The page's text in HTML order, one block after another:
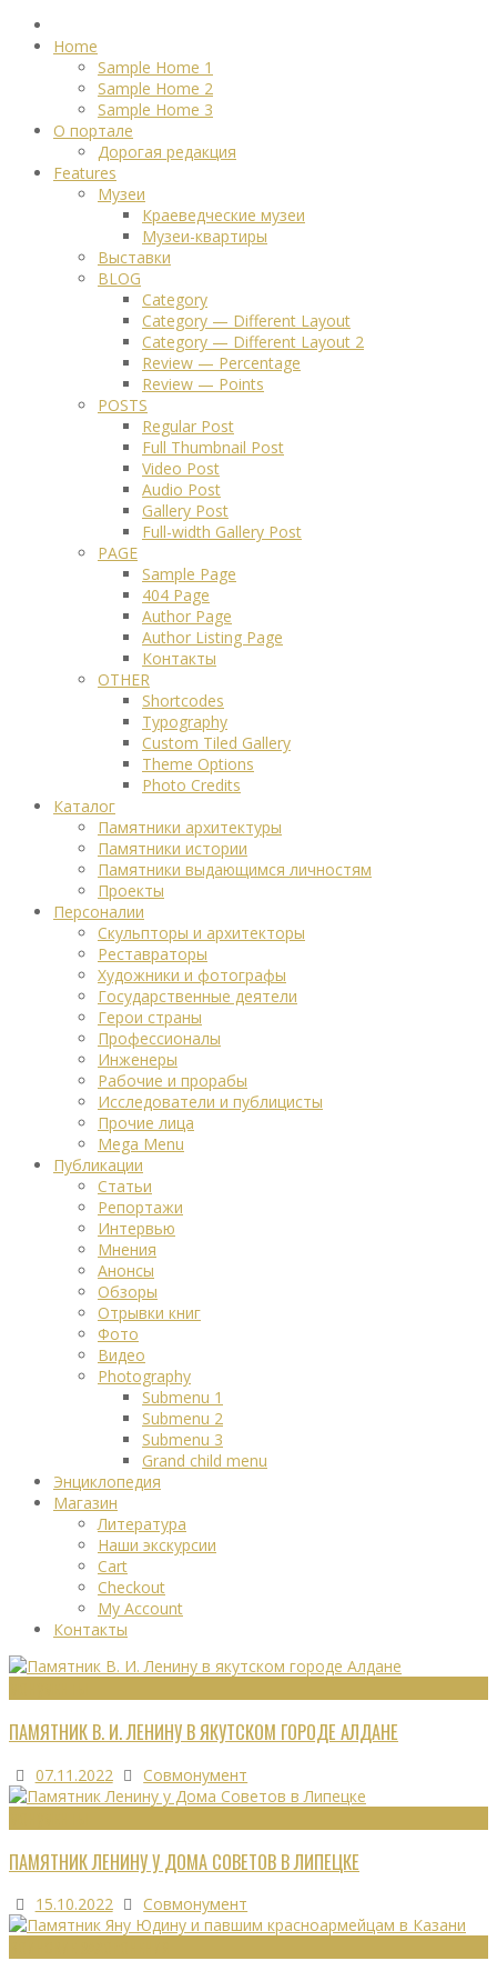
Home
Sample Home 1
Sample Home 2
Sample Home 3
О портале
Дорогая редакция
Features
Музеи
Краеведческие музеи
Музеи-квартиры
Выставки
BLOG
Category
Category — Different Layout
Category — Different Layout 2
Review — Percentage
Review — Points
POSTS
Regular Post
Full Thumbnail Post
Video Post
Audio Post
Gallery Post
Full-width Gallery Post
PAGE
Sample Page
404 Page
Author Page
Author Listing Page
Контакты
OTHER
Shortcodes
Typography
Custom Tiled Gallery
Theme Options
Photo Credits
Каталог
Памятники архитектуры
Памятники истории
Памятники выдающимся личностям
Проекты
Персоналии
Скульпторы и архитекторы
Реставраторы
Художники и фотографы
Государственные деятели
Герои страны
Профессионалы
Инженеры
Рабочие и прорабы
Исследователи и публицисты
Прочие лица
Mega Menu
Публикации
Статьи
Репортажи
Интервью
Мнения
Анонсы
Обзоры
Отрывки книг
Фото
Видео
Photography
Submenu 1
Submenu 2
Submenu 3
Grand child menu
Энциклопедия
Магазин
Литература
Наши экскурсии
Cart
Checkout
My Account
Контакты
ПАМЯТНИК В. И. ЛЕНИНУ В ЯКУТСКОМ ГОРОДЕ АЛДАНЕ
07.11.2022 Совмонумент
ПАМЯТНИК ЛЕНИНУ У ДОМА СОВЕТОВ В ЛИПЕЦКЕ
15.10.2022 Совмонумент